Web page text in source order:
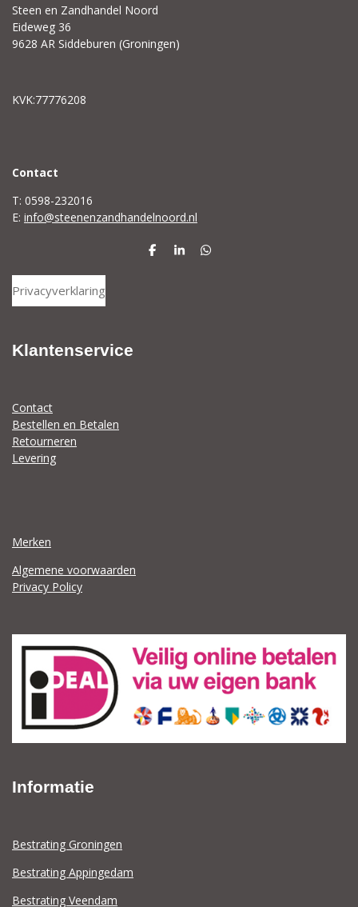
Steen en Zandhandel Noord
Eideweg 36
9628 AR Siddeburen (Groningen)
KVK:77776208
Contact
T: 0598-232016
E: info@steenenzandhandelnoord.nl
D
S
D
Privacyverklaring
Klantenservice
Contact
Bestellen en Betalen
Retourneren
Levering
Merken
Algemene voorwaarden
Privacy Policy
Informatie
Bestrating Groningen
Bestrating Appingedam
Bestrating Veendam